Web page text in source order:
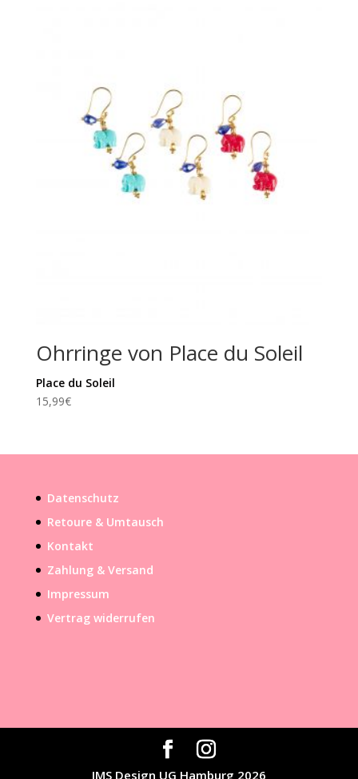
Ohrringe von Place du Soleil
Place du Soleil
15,99€
Datenschutz
Retoure & Umtausch
Kontakt
Zahlung & Versand
Impressum
Vertrag widerrufen
IMS Design UG Hamburg 2026